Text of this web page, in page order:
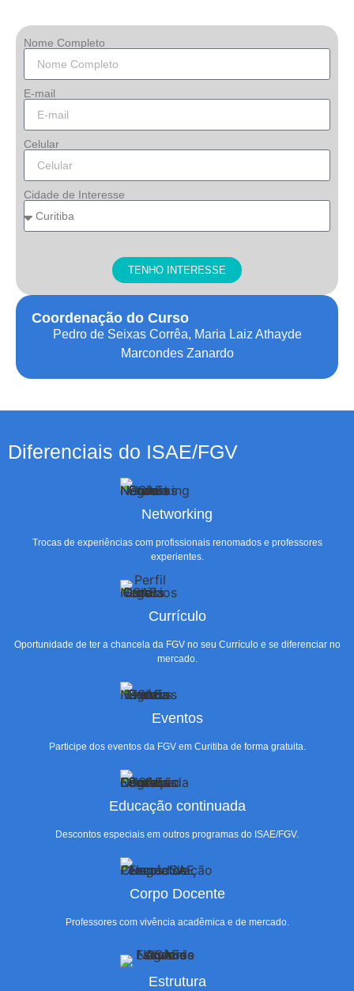
Nome Completo
E-mail
Celular
Cidade de Interesse
TENHO INTERESSE
Coordenação do Curso
Pedro de Seixas Corrêa, Maria Laiz Athayde
Marcondes Zanardo
Diferenciais do ISAE/FGV
Networking
Trocas de experiências com profissionais renomados e professores
experientes.
Currículo
Oportunidade de ter a chancela da FGV no seu Currículo e se diferenciar no
mercado.
Eventos
Participe dos eventos da FGV em Curitiba de forma gratuita.
Educação continuada
Descontos especiais em outros programas do ISAE/FGV.
Corpo Docente
Professores com vivência acadêmica e de mercado.
Estrutura